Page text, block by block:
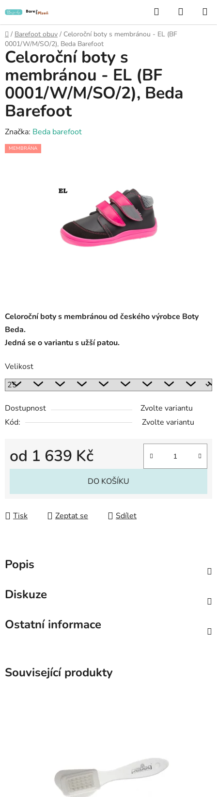
na
obsah
Hledat
KOŠÍK
Domů
/ Barefoot obuv / Celoroční boty s membránou - EL (BF
0001/W/M/SO/2), Beda Barefoot
Celoroční boty s membránou od českého výrobce Boty
Beda.
Jedná se o variantu s užší patou.
Velikost
Dostupnost
Zvolte variantu
Kód:
Zvolte variantu
od 1 639 Kč
Měrná cena:
DO KOŠÍKU
Tisk Zeptat se Sdílet
Celoroční boty s
membránou - EL (BF
0001/W/M/SO/2), Beda
Barefoot
Značka: Beda barefoot
MEMBRÁNA
Popis
Diskuze
Ostatní informace
Související produkty